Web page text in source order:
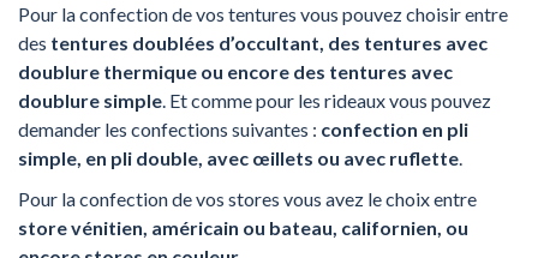
Pour la confection de vos tentures vous pouvez choisir entre
des tentures doublées d’occultant, des tentures avec
doublure thermique ou encore des tentures avec
doublure simple. Et comme pour les rideaux vous pouvez
demander les confections suivantes : confection en pli
simple, en pli double, avec œillets ou avec ruflette.
Pour la confection de vos stores vous avez le choix entre
store vénitien, américain ou bateau, californien, ou